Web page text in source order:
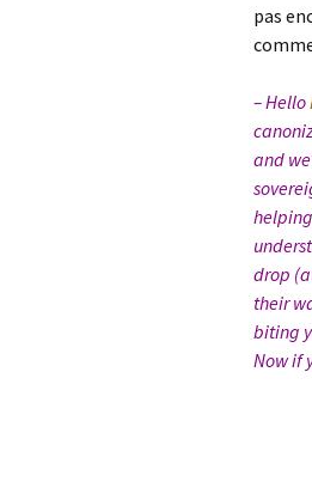
pas
– Hello
and
drop
their
biting
Now if